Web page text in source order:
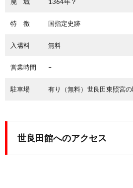
特 徴 国指定史跡
入場料 無料
営業時間 –
駐車場 有り（無料）世良田東照宮の
世良田館へのアクセス